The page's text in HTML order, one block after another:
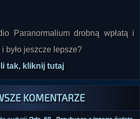
i było jeszcze lepsze?
tak, kliknij tutaj
KOMENTARZE
audycjiOdc. 60 - Przybysze z innego świata.